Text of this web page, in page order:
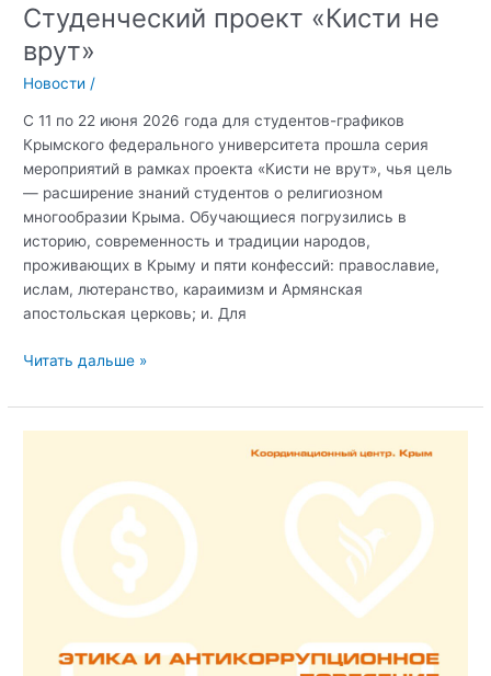
Студенческий проект «Кисти не
врут»
Новости /
С 11 по 22 июня 2026 года для студентов-графиков
Крымского федерального университета прошла серия
мероприятий в рамках проекта «Кисти не врут», чья цель
— расширение знаний студентов о религиозном
многообразии Крыма. Обучающиеся погрузились в
историю, современность и традиции народов,
проживающих в Крыму и пяти конфессий: православие,
ислам, лютеранство, караимизм и Армянская
апостольская церковь; и. Для
Студенческий
«Кисти
не
Читать дальше »